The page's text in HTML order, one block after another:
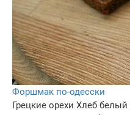
Форшмак по-одесски
Грецкие орехи Хлеб белый